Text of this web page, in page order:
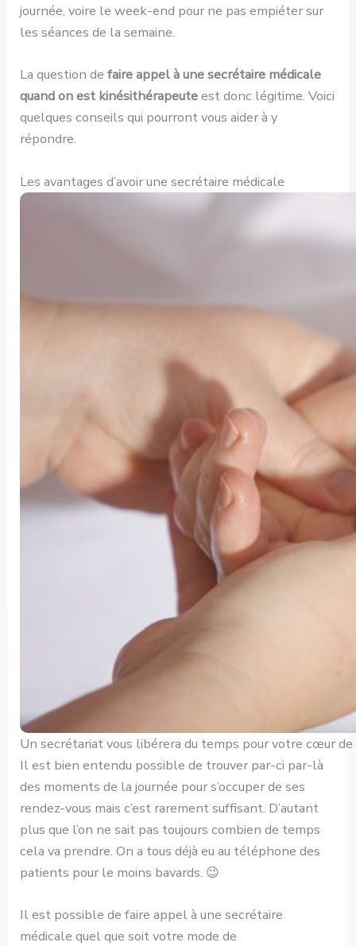
journée, voire le week-end pour ne pas empiéter sur
les séances de la semaine.
La question defaire appel à une secrétaire médicale
quand on est kinésithérapeuteest donc légitime. Voici
quelques conseils qui pourront vous aider à y
répondre.
Les avantages d’avoir une secrétaire médicale
Un secrétariat vous libérera du temps pour votre cœur
Il est bien entendu possible de trouver par-ci par-là
des moments de la journée pour s’occuper de ses
rendez-vous mais c’est rarement suffisant. D’autant
plus que l’on ne sait pas toujours combien de temps
cela va prendre. On a tous déjà eu au téléphone des
patients pour le moins bavards. 😉
Il est possible de faire appel à une secrétaire
médicale quel que soit votre mode de